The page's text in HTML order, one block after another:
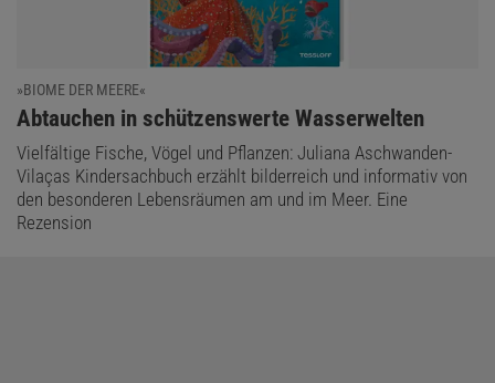
»BIOME DER MEERE«
:
Abtauchen in schützenswerte Wasserwelten
Vielfältige Fische, Vögel und Pflanzen: Juliana Aschwanden-
Vilaças Kindersachbuch erzählt bilderreich und informativ von
den besonderen Lebensräumen am und im Meer. Eine
Rezension